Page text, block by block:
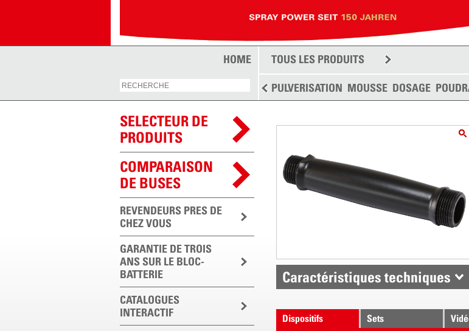
HOME TOUS LES PRODUITS
PULVERISATION MOUSSE DOSAGE
SELECTEUR DE
PRODUITS
COMPARAISON
DE BUSES
REVENDEURS PRES DE
CHEZ VOUS
GARANTIE DE TROIS
ANS SUR LE BLOC-
BATTERIE
CATALOGUES
INTERACTIF
Caractéristiques techniques
Dispositifs
Sets